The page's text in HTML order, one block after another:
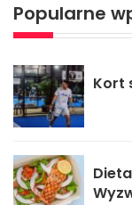
Popularne
Kort